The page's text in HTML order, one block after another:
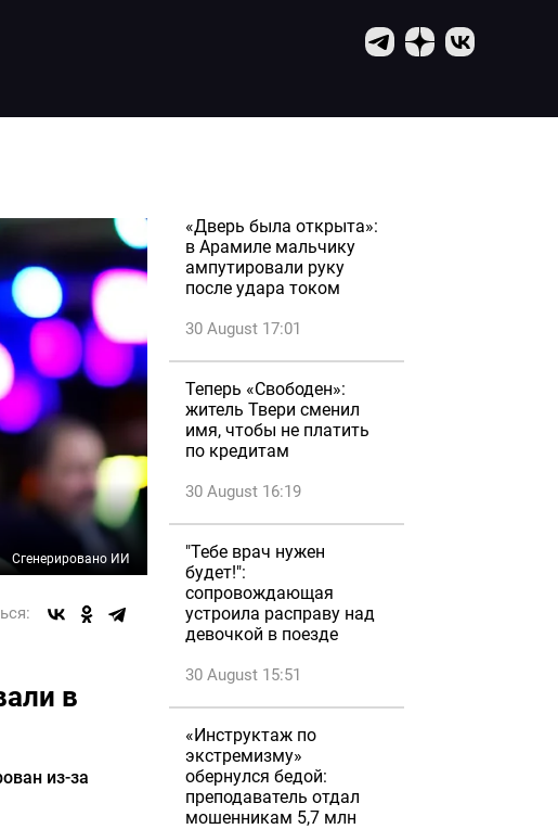
Сгенерировано ИИ
в
из-за
«Дверь была открыта»:
в Арамиле мальчику
ампутировали руку
после удара током
30 August 17:01
Теперь «Свободен»:
житель Твери сменил
имя, чтобы не платить
по кредитам
30 August 16:19
"Тебе врач нужен
будет!":
сопровождающая
устроила расправу над
девочкой в поезде
30 August 15:51
«Инструктаж по
экстремизму»
обернулся бедой:
преподаватель отдал
мошенникам 5,7 млн